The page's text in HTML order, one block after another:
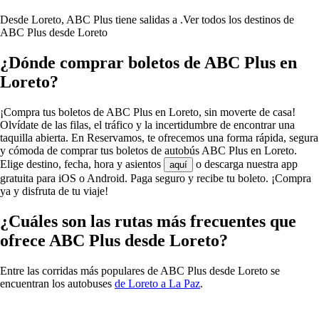
Desde Loreto, ABC Plus tiene salidas a .Ver todos los destinos de
ABC Plus desde Loreto
¿Dónde comprar boletos de ABC Plus en
Loreto?
¡Compra tus boletos de ABC Plus en Loreto, sin moverte de casa!
Olvídate de las filas, el tráfico y la incertidumbre de encontrar una
taquilla abierta. En Reservamos, te ofrecemos una forma rápida, segura
y cómoda de comprar tus boletos de autobús ABC Plus en Loreto.
Elige destino, fecha, hora y asientos
aquí
o descarga nuestra app
gratuita para iOS o Android. Paga seguro y recibe tu boleto. ¡Compra
ya y disfruta de tu viaje!
¿Cuáles son las rutas más frecuentes que
ofrece ABC Plus desde Loreto?
Entre las corridas más populares de ABC Plus desde Loreto se
encuentran los autobuses de Loreto a La Paz.